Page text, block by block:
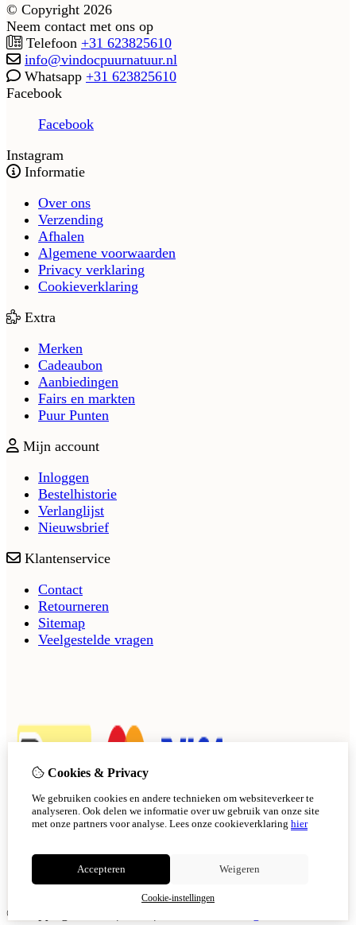
© Copyright 2026
Neem contact met ons op
Telefoon +31 623825610
info@vindocpuurnatuur.nl
Whatsapp +31 623825610
Facebook
Facebook
Instagram
Informatie
Over ons
Verzending
Afhalen
Algemene voorwaarden
Privacy verklaring
Cookieverklaring
Extra
Merken
Cadeaubon
Aanbiedingen
Fairs en markten
Puur Punten
Mijn account
Inloggen
Bestelhistorie
Verlanglijst
Nieuwsbrief
Klantenservice
Contact
Retourneren
Sitemap
Veelgestelde vragen
© Copyright 2026
Cookies & Privacy
We gebruiken cookies en andere technieken om websiteverkeer te
analyseren. Ook delen we informatie over uw gebruik van onze site
met onze partners voor analyse. Lees onze cookieverklaring hier
Accepteren Weigeren
Cookie-instellingen